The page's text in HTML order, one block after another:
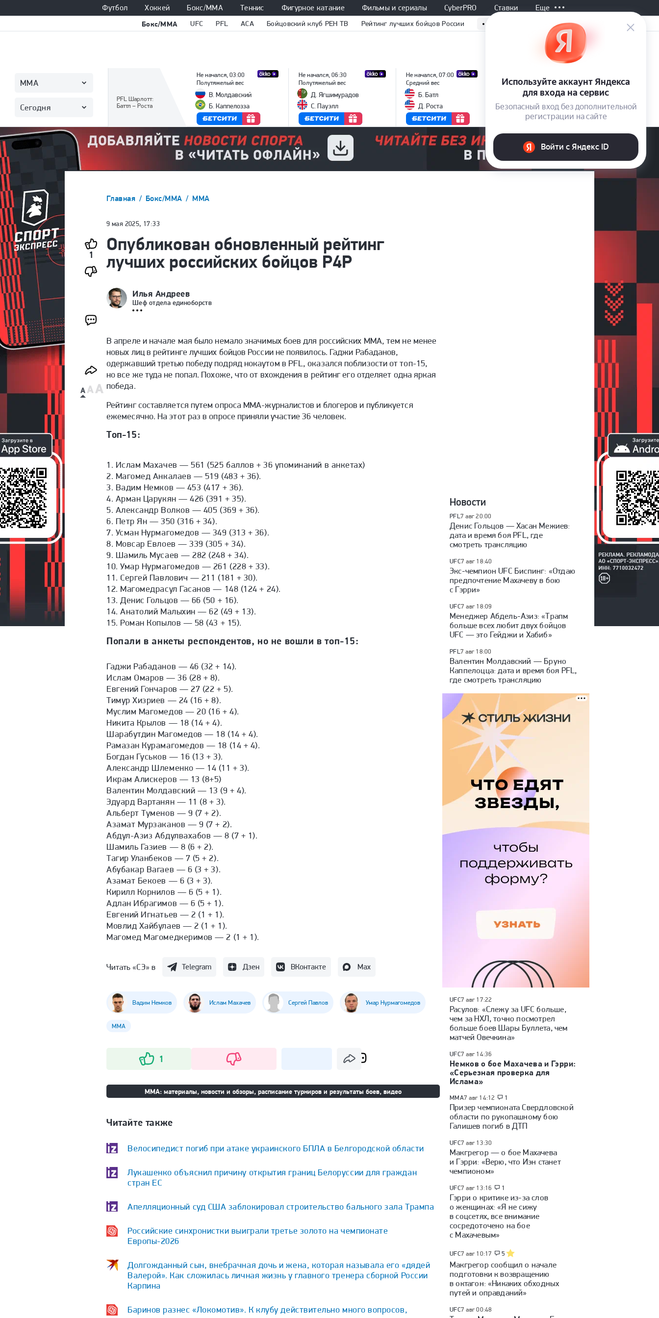
Футбол Хоккей Бокс/ММА Теннис Фигурное катание Фильмы и сериалы CyberPRO Ставки
Еще
Бокс/ММА
UFC PFL ACA Бойцовский клуб РЕН ТВ Рейтинг лучших бойцов России
ММА
Сегодня
PFL Шарлотт:
Баттл – Роста
Не начался, 03:00
Полутяжелый вес
В. Молдавский
Б. Каппелозза
Не начался, 06:30
Полутяжелый вес
Д. Ягшимурадов
С. Пауэлл
Не начался, 07:00
Средний вес
Б. Батл
Д. Роста
Все матчи
Главная Бокс/ММА ММА
1
9 мая 2025, 17:33
Опубликован обновленный рейтинг
лучших российских бойцов P4P
Илья Андреев
Шеф отдела единоборств
В апреле и начале мая было немало значимых боев для российских ММА, тем не менее
новых лиц в рейтинге лучших бойцов России не появилось. Гаджи Рабаданов,
одержавший третью победу подряд нокаутом в PFL, оказался поблизости от топ-15,
но все же туда не попал. Похоже, что от вхождения в рейтинг его отделяет одна яркая
победа.
Рейтинг составляется путем опроса ММА-журналистов и блогеров и публикуется
ежемесячно. На этот раз в опросе приняли участие 36 человек.
Топ-15:
1. Ислам Махачев — 561 (525 баллов + 36 упоминаний в анкетах)
2. Магомед Анкалаев — 519 (483 + 36).
3. Вадим Немков — 453 (417 + 36).
4. Арман Царукян — 426 (391 + 35).
5. Александр Волков — 405 (369 + 36).
6. Петр Ян — 350 (316 + 34).
7. Усман Нурмагомедов — 349 (313 + 36).
8. Мовсар Евлоев — 339 (305 + 34).
9. Шамиль Мусаев — 282 (248 + 34).
10. Умар Нурмагомедов — 261 (228 + 33).
11. Сергей Павлович — 211 (181 + 30).
12. Магомедрасул Гасанов — 148 (124 + 24).
13. Денис Гольцов — 66 (50 + 16).
14. Анатолий Малыхин — 62 (49 + 13).
15. Роман Копылов — 58 (43 + 15).
Попали в анкеты респондентов, но не вошли в топ-15:
Гаджи Рабаданов — 46 (32 + 14).
Ислам Омаров — 36 (28 + 8).
Евгений Гончаров — 27 (22 + 5).
Тимур Хизриев — 24 (16 + 8).
Муслим Магомедов — 20 (16 + 4).
Никита Крылов — 18 (14 + 4).
Шарабутдин Магомедов — 18 (14 + 4).
Рамазан Курамагомедов — 18 (14 + 4).
Богдан Гуськов — 16 (13 + 3).
Александр Шлеменко — 14 (11 + 3).
Икрам Алискеров — 13 (8+5)
Валентин Молдавский — 13 (9 + 4).
Эдуард Вартанян — 11 (8 + 3).
Альберт Туменов — 9 (7 + 2).
Азамат Мурзаканов — 9 (7 + 2).
Абдул-Азиз Абдулвахабов — 8 (7 + 1).
Шамиль Газиев — 8 (6 + 2).
Тагир Уланбеков — 7 (5 + 2).
Абубакар Вагаев — 6 (3 + 3).
Азамат Бекоев — 6 (3 + 3).
Кирилл Корнилов — 6 (5 + 1).
Адлан Ибрагимов — 6 (5 + 1).
Евгений Игнатьев — 2 (1 + 1).
Мовлид Хайбулаев — 2 (1 + 1).
Магомед Магомедкеримов — 2 (1 + 1).
Читать «СЭ» в Telegram Дзен ВКонтакте Max
Вадим Немков Ислам Махачев Сергей Павлов Умар Нурмагомедов
ММА
1
ММА: материалы, новости и обзоры, расписание турниров и результаты боев, видео
Читайте также
Велосипедист погиб при атаке украинского БПЛА в Белгородской области
Лукашенко объяснил причину открытия границ Белоруссии для граждан
стран ЕС
Апелляционный суд США заблокировал строительство бального зала Трампа
Российские синхронистки выиграли третье золото на чемпионате
Европы-2026
Долгожданный сын, внебрачная дочь и жена, которая называла его «дядей
Валерой». Как сложилась личная жизнь у главного тренера сборной России
Карпина
Баринов разнес «Локомотив». К клубу действительно много вопросов,
Новости
PFL7 авг 20:00
Денис Гольцов — Хасан Межиев:
дата и время боя PFL, где
смотреть трансляцию
UFC7 авг 18:40
Экс-чемпион UFC Биспинг: «Отдаю
предпочтение Махачеву в бою
с Гэрри»
UFC7 авг 18:09
Менеджер Абдель-Азиз: «Трапм
больше всех любит двух бойцов
UFC — это Гейджи и Хабиб»
PFL7 авг 18:00
Валентин Молдавский — Бруно
Каппелоцца: дата и время боя PFL,
где смотреть трансляцию
UFC7 авг 17:22
Расулов: «Слежу за UFC больше,
чем за НХЛ, точно посмотрел
больше боев Шары Буллета, чем
матчей Овечкина»
UFC7 авг 14:36
Немков о бое Махачева и Гэрри:
«Серьезная проверка для
Ислама»
ММА7 авг 14:12 1
Призер чемпионата Свердловской
области по рукопашному бою
Галишев погиб в ДТП
UFC7 авг 13:30
Макгрегор — о бое Махачева
и Гэрри: «Верю, что Иэн станет
чемпионом»
UFC7 авг 13:16 1
Гэрри о критике из-за слов
о женщинах: «Я не сижу
в соцсетях, все внимание
сосредоточено на бое
с Махачевым»
UFC7 авг 10:17 5
Макгрегор сообщил о начале
подготовки к возвращению
в октагон: «Никаких обходных
путей и оправданий»
UFC7 авг 00:48